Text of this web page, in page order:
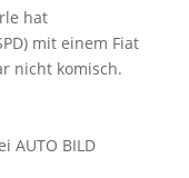
hat
mit einem Fiat
nicht komisch.
AUTO BILD